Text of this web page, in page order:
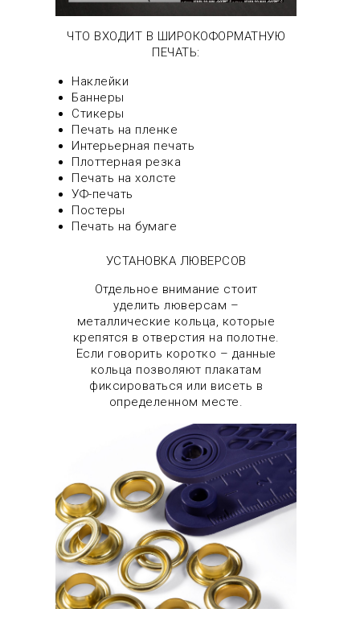
Наклейки
Баннеры
Стикеры
Печать на пленке
Интерьерная печать
Плоттерная резка
Печать на холсте
УФ-печать
Постеры
Печать на бумаге
УСТАНОВКА ЛЮВЕРСОВ
ЧТО ВХОДИТ В ШИРОКОФОРМАТНУЮ
ПЕЧАТЬ:
Отдельное внимание стоит
уделить люверсам –
металлические кольца, которые
крепятся в отверстия на полотне.
Если говорить коротко – данные
кольца позволяют плакатам
фиксироваться или висеть в
определенном месте.